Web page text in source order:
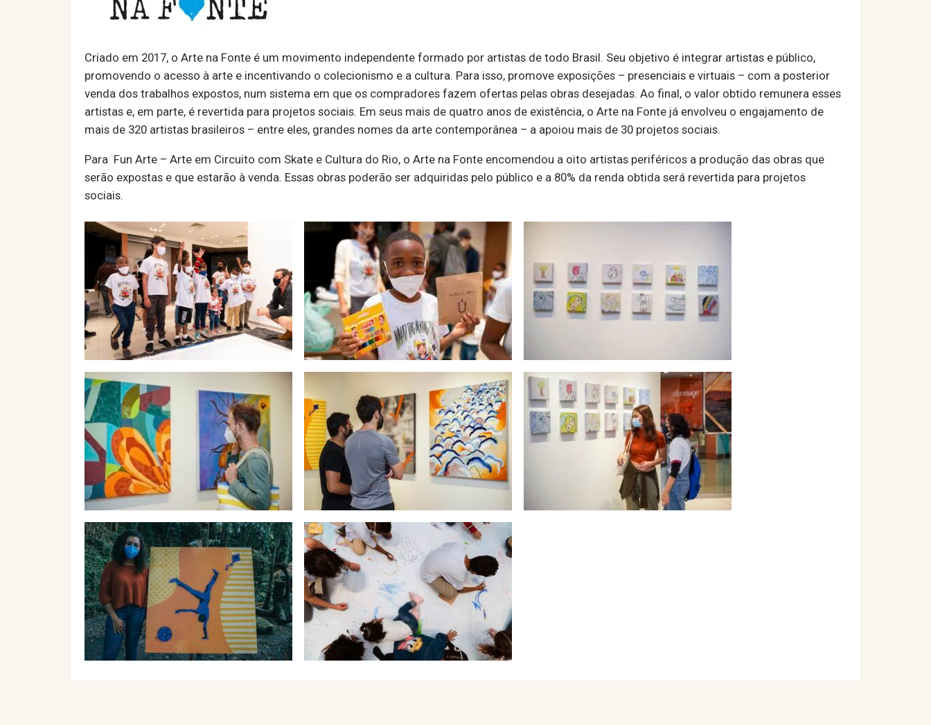
Criado em 2017, o Arte na Fonte é um movimento independente formado por artistas de todo Brasil. Seu objetivo é integrar artistas e público,
promovendo o acesso à arte e incentivando o colecionismo e a cultura. Para isso, promove exposições – presenciais e virtuais – com a posterior
venda dos trabalhos expostos, num sistema em que os compradores fazem ofertas pelas obras desejadas. Ao final, o valor obtido remunera esses
artistas e, em parte, é revertida para projetos sociais. Em seus mais de quatro anos de existência, o Arte na Fonte já envolveu o engajamento de
mais de 320 artistas brasileiros – entre eles, grandes nomes da arte contemporânea – a apoiou mais de 30 projetos sociais.
Para Fun Arte – Arte em Circuito com Skate e Cultura do Rio, o Arte na Fonte encomendou a oito artistas periféricos a produção das obras que
serão expostas e que estarão à venda. Essas obras poderão ser adquiridas pelo público e a 80% da renda obtida será revertida para projetos
sociais.